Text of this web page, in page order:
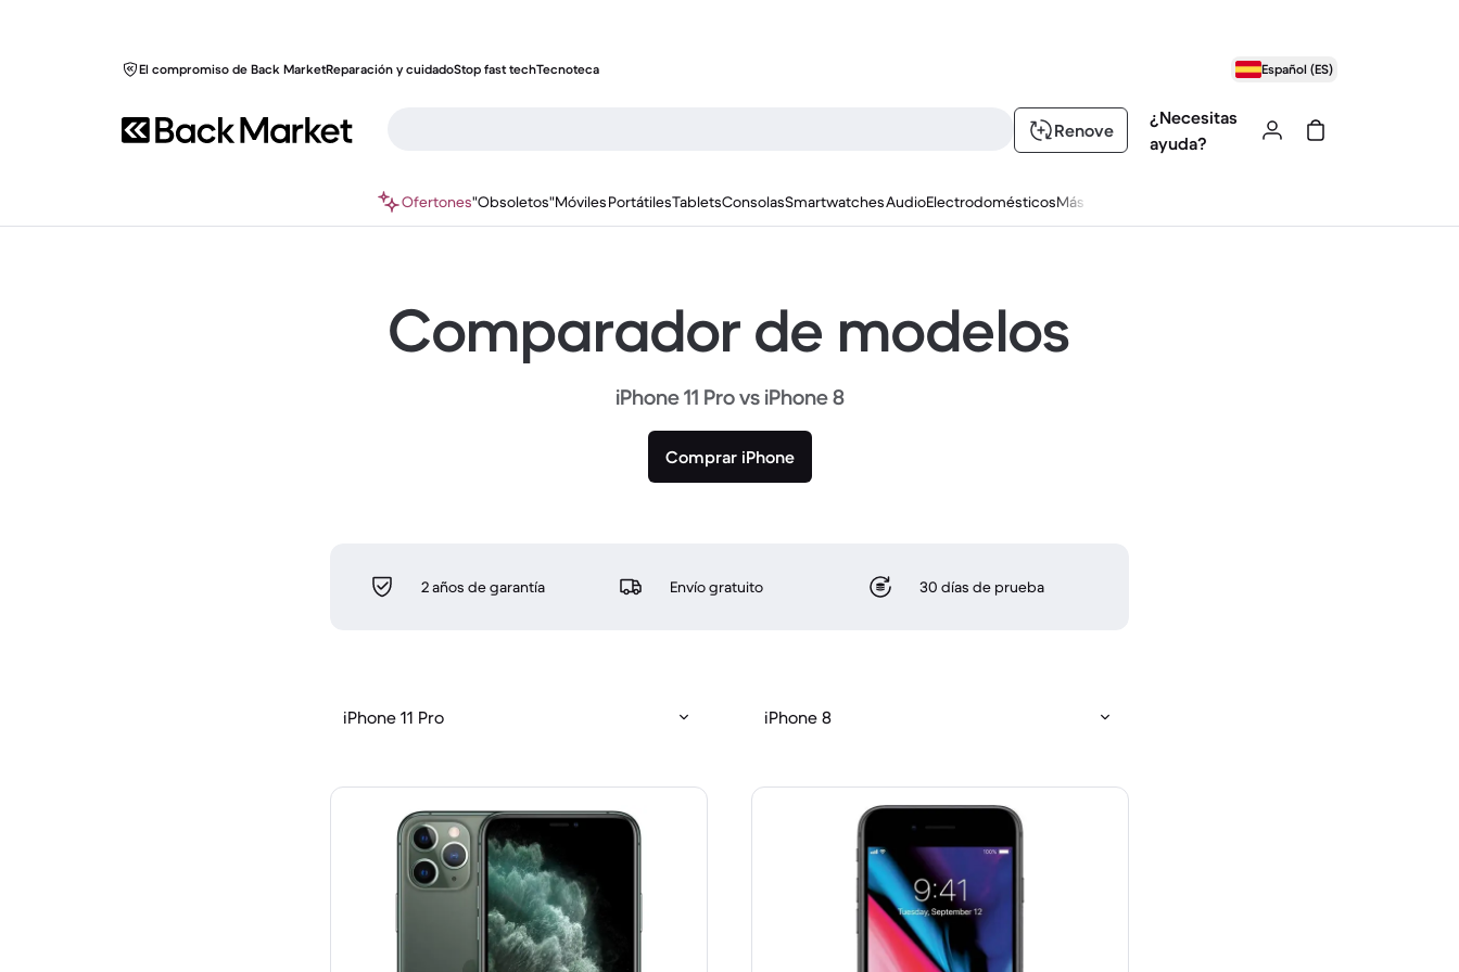
El compromiso de Back MarketReparación y cuidadoStop fast techTecnoteca Español (ES)
Renove
¿Necesitas
ayuda?
Ofertones"Obsoletos"MóvilesPortátilesTabletsConsolasSmartwatchesAudioElectrodomésticosMás
Comparador de modelos
iPhone 11 Pro vs iPhone 8
Comprar iPhone
2 años de garantía Envío gratuito 30 días de prueba
iPhone 11 Pro iPhone 8